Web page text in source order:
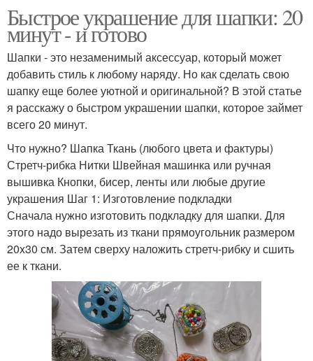
Быстрое украшение для шапки: 20
минут - и готово
Шапки - это незаменимый аксессуар, который может
добавить стиль к любому наряду. Но как сделать свою
шапку еще более уютной и оригинальной? В этой статье
я расскажу о быстром украшении шапки, которое займет
всего 20 минут.
Что нужно? Шапка Ткань (любого цвета и фактуры)
Стретч-рибка Нитки Швейная машинка или ручная
вышивка Кнопки, бисер, ленты или любые другие
украшения Шаг 1: Изготовление подкладки
Сначала нужно изготовить подкладку для шапки. Для
этого надо вырезать из ткани прямоугольник размером
20x30 см. Затем сверху наложить стретч-рибку и сшить
ее к ткани.